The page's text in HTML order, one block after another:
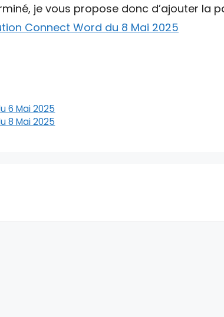
je vous propose donc d’ajouter la
Connect Word du 8 Mai 2025
6 Mai 2025
8 Mai 2025